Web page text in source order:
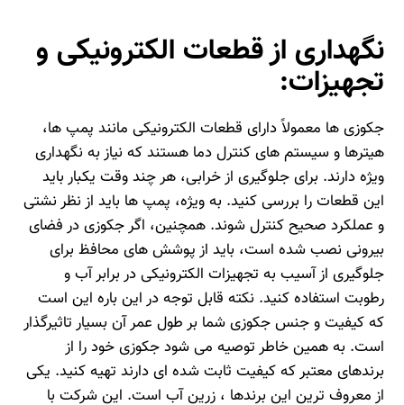
نگهداری از قطعات الکترونیکی و
تجهیزات:
جکوزی‌ ها معمولاً دارای قطعات الکترونیکی مانند پمپ‌ ها،
هیترها و سیستم‌ های کنترل دما هستند که نیاز به نگهداری
ویژه دارند. برای جلوگیری از خرابی، هر چند وقت یکبار باید
این قطعات را بررسی کنید. به ویژه، پمپ‌ ها باید از نظر نشتی
و عملکرد صحیح کنترل شوند. همچنین، اگر جکوزی در فضای
بیرونی نصب شده است، باید از پوشش‌ های محافظ برای
جلوگیری از آسیب به تجهیزات الکترونیکی در برابر آب و
رطوبت استفاده کنید. نکته قابل توجه در این باره این است
که کیفیت و جنس جکوزی شما بر طول عمر آن بسیار تاثیرگذار
است. به همین خاطر توصیه می شود جکوزی خود را از
برندهای معتبر که کیفیت ثابت شده ای دارند تهیه کنید. یکی
از معروف ترین این برندها ، زرین آب است. این شرکت با